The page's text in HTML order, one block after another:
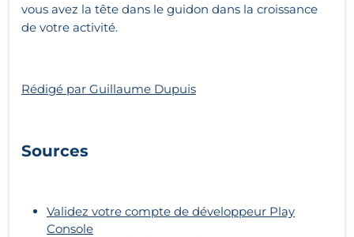
vous avez la tête dans le guidon dans la croissance
de votre activité.
Rédigé par Guillaume Dupuis
Sources
Validez votre compte de développeur Play
Console